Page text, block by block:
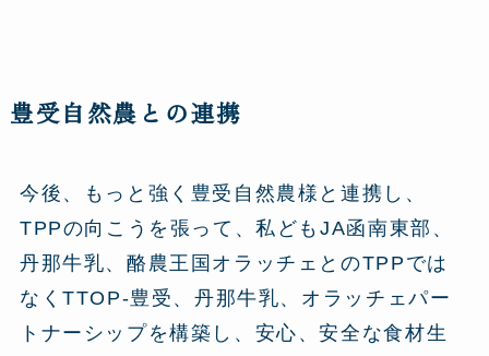
豊受自然農との連携
今後、もっと強く豊受自然農様と連携し、
TPPの向こうを張って、私どもJA函南東部、
丹那牛乳、酪農王国オラッチェとのTPPでは
なくTTOP-豊受、丹那牛乳、オラッチェパー
トナーシップを構築し、安心、安全な食材生